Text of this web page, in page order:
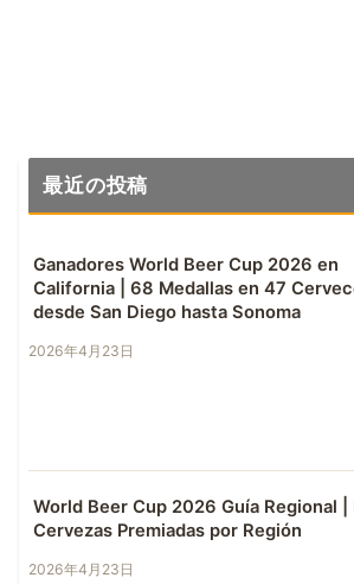
最近の投稿
Ganadores World Beer Cup 2026 en
California | 68 Medallas en 47
desde San Diego hasta Sonoma
2026年4月23日
World Beer Cup 2026 Guía Regional |
Cervezas Premiadas por Región
2026年4月23日